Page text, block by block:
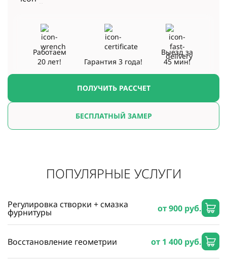
ПОЛУЧИТЬ РАССЧЕТ
БЕСПЛАТНЫЙ ЗАМЕР
Работаем
20 лет!
Гарантия3 года!
Выезд за
45 мин!
ПОПУЛЯРНЫЕ УСЛУГИ
Регулировка створки + смазка
фурнитуры от 900 руб.
Восстановление геометрии от 1 400 руб.